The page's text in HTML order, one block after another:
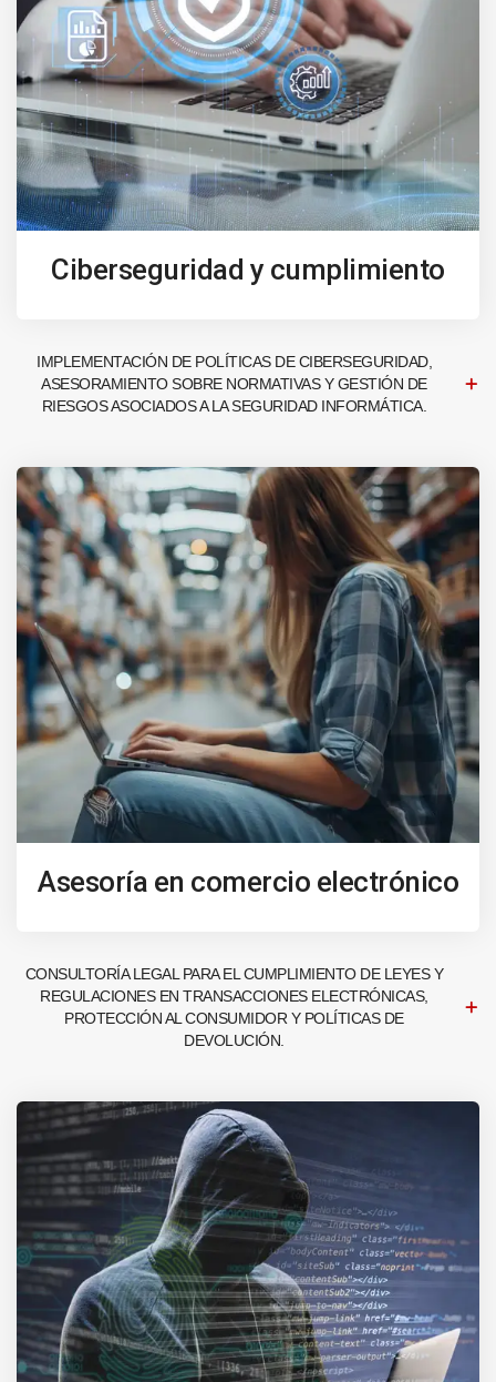
Ciberseguridad y cumplimiento
IMPLEMENTACIÓN DE POLÍTICAS DE CIBERSEGURIDAD,
ASESORAMIENTO SOBRE NORMATIVAS Y GESTIÓN DE
RIESGOS ASOCIADOS A LA SEGURIDAD INFORMÁTICA.
Asesoría en comercio electrónico
CONSULTORÍA LEGAL PARA EL CUMPLIMIENTO DE LEYES Y
REGULACIONES EN TRANSACCIONES ELECTRÓNICAS,
PROTECCIÓN AL CONSUMIDOR Y POLÍTICAS DE
DEVOLUCIÓN.